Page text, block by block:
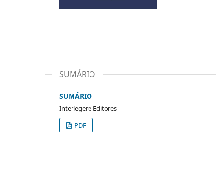
SUMÁRIO
SUMÁRIO
Interlegere Editores
PDF